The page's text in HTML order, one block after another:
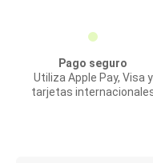
Pago seguro
Utiliza Apple Pay, Visa y
tarjetas